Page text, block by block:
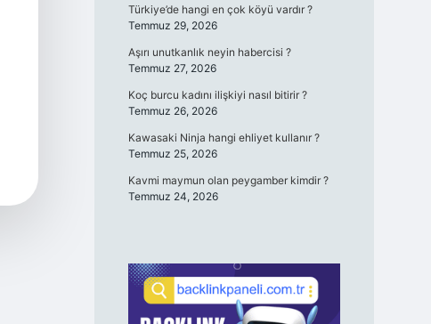
Türkiye’de hangi en çok köyü vardır ?
Temmuz 29, 2026
Aşırı unutkanlık neyin habercisi ?
Temmuz 27, 2026
Koç burcu kadını ilişkiyi nasıl bitirir ?
Temmuz 26, 2026
Kawasaki Ninja hangi ehliyet kullanır ?
Temmuz 25, 2026
Kavmi maymun olan peygamber kimdir ?
Temmuz 24, 2026